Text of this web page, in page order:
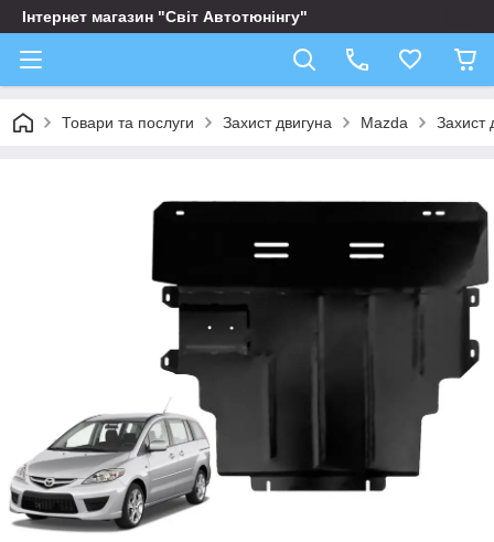
Інтернет магазин "Світ Автотюнінгу"
Товари та послуги Захист двигуна Mazda Захист